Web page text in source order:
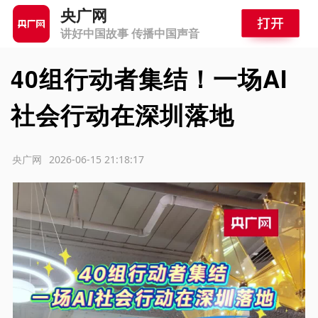
央广网
讲好中国故事 传播中国声音
40组行动者集结！一场AI
社会行动在深圳落地
2026-06-15 21:18:17
央广网